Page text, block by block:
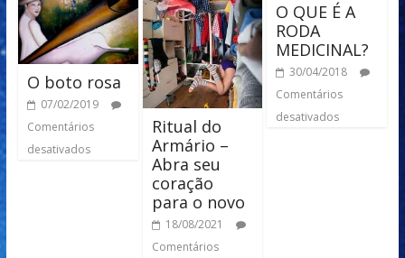
O boto rosa
07/02/2019
Comentários
desativados
Ritual do
Armário –
Abra seu
coração
para o novo
18/08/2021
Comentários
O QUE É A
RODA
MEDICINAL?
30/04/2018
Comentários
desativados